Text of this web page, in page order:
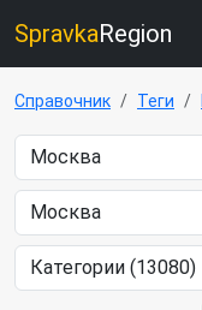
SpravkaRegion
Справочник Теги